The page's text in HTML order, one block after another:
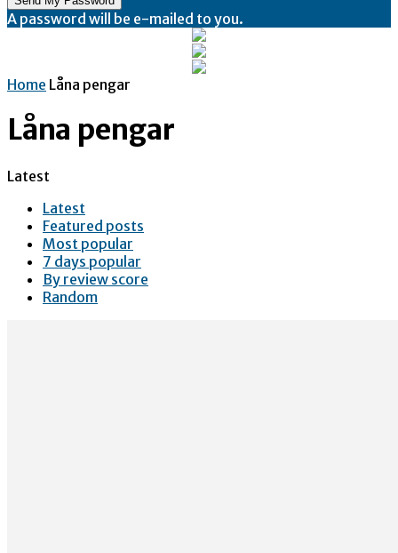
A password will be e-mailed to you.
Home Låna pengar
Låna pengar
Latest
Latest
Featured posts
Most popular
7 days popular
By review score
Random